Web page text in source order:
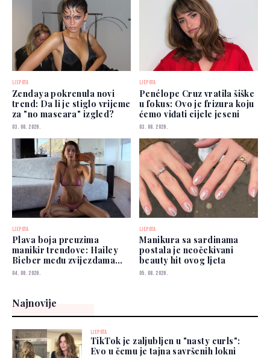
LJEPOTA
Zendaya pokrenula novi
trend: Da li je stiglo vrijeme
za "no mascara" izgled?
03. 08. 2026.
LJEPOTA
Penélope Cruz vratila šiške
u fokus: Ovo je frizura koju
ćemo viđati cijele jeseni
03. 08. 2026.
LJEPOTA
Plava boja preuzima
manikir trendove: Hailey
Bieber među zvijezdama
koje je već nose
04. 08. 2026.
LJEPOTA
Manikura sa sardinama
postala je neočekivani
beauty hit ovog ljeta
05. 08. 2026.
Najnovije
LJEPOTA
TikTok je zaljubljen u "nasty curls":
Evo u čemu je tajna savršenih lokni